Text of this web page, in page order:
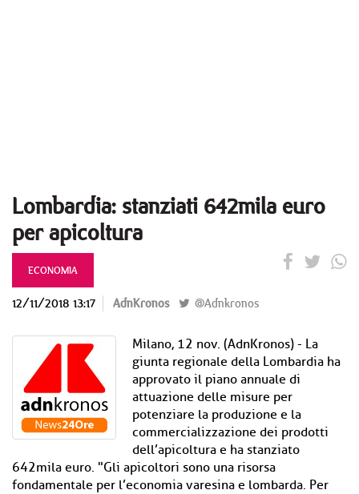
Lombardia: stanziati 642mila euro
per apicoltura
ECONOMIA
12/11/2018 13:17 AdnKronos @Adnkronos
Milano, 12 nov. (AdnKronos) - La
giunta regionale della Lombardia ha
approvato il piano annuale di
attuazione delle misure per
potenziare la produzione e la
commercializzazione dei prodotti
dell’apicoltura e ha stanziato
642mila euro. "Gli apicoltori sono una risorsa
fondamentale per l’economia varesina e lombarda. Per